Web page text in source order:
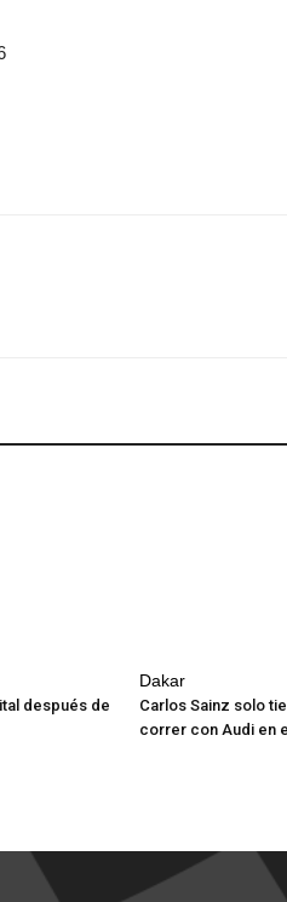
después de
Dakar
Carlos Sainz solo
correr con Audi en